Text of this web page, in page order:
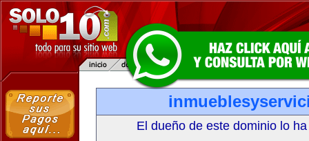
El dueño de este dominio lo